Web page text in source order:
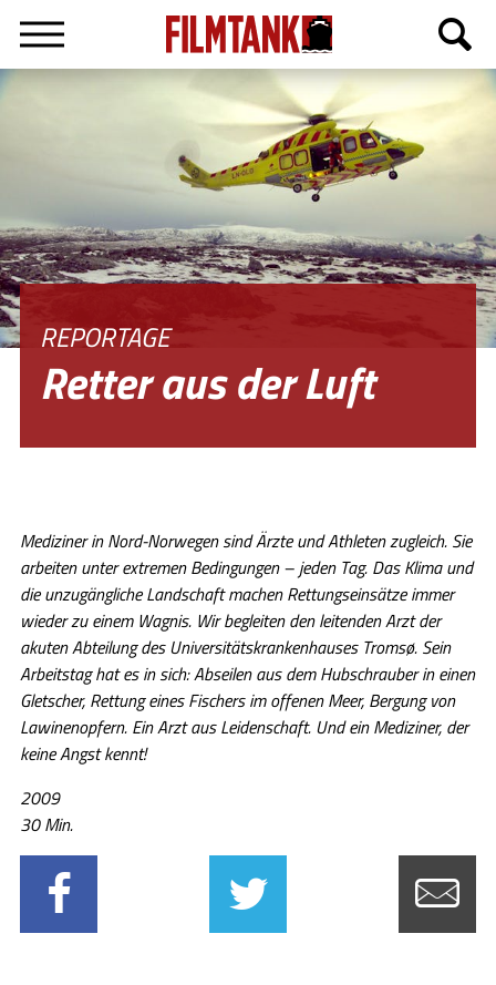
English
REPORTAGE
Retter aus der Luft
Mediziner in Nord-Norwegen sind Ärzte und Athleten zugleich. Sie
arbeiten unter extremen Bedingungen – jeden Tag. Das Klima und
die unzugängliche Landschaft machen Rettungseinsätze immer
wieder zu einem Wagnis. Wir begleiten den leitenden Arzt der
akuten Abteilung des Universitätskrankenhauses Tromsø. Sein
Arbeitstag hat es in sich: Abseilen aus dem Hubschrauber in einen
Gletscher, Rettung eines Fischers im offenen Meer, Bergung von
Lawinenopfern. Ein Arzt aus Leidenschaft. Und ein Mediziner, der
keine Angst kennt!
2009
30 Min.